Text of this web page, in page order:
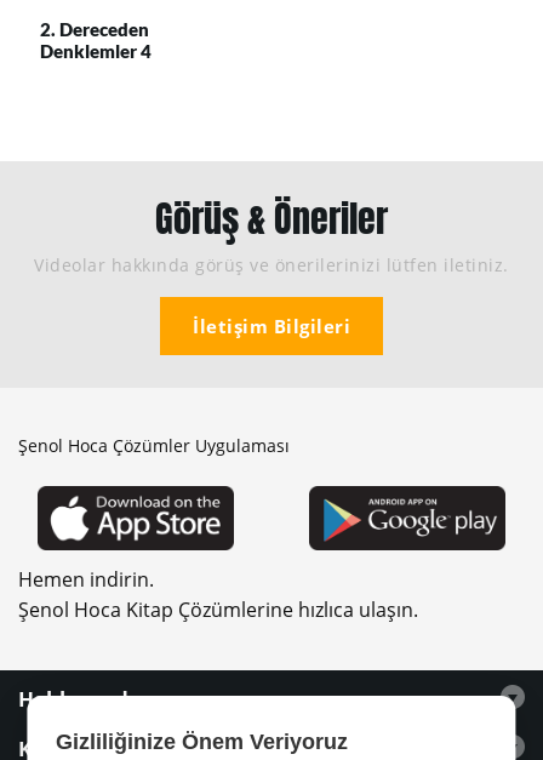
2. Dereceden
Denklemler 4
Görüş & Öneriler
Videolar hakkında görüş ve önerilerinizi lütfen iletiniz.
İletişim Bilgileri
Şenol Hoca Çözümler Uygulaması
Hemen indirin.
Şenol Hoca Kitap Çözümlerine hızlıca ulaşın.
Hakkımızda
Kitaplar
Gizliliğinize Önem Veriyoruz